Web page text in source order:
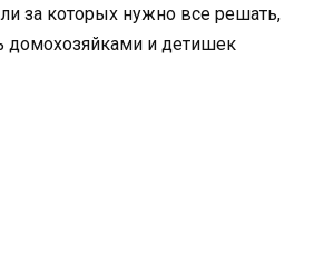
за которых нужно все решать,
домохозяйками и детишек